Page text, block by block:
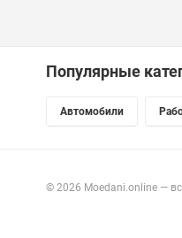
Популярные
Автомобили
© 2026 Moedani.online —